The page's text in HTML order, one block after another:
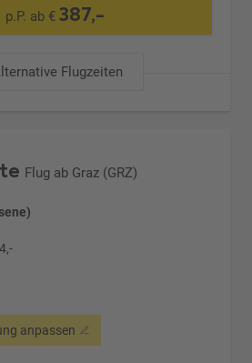
p.P. ab € 387,-
Flugzeiten
Flug ab Graz (GRZ)
anpassen